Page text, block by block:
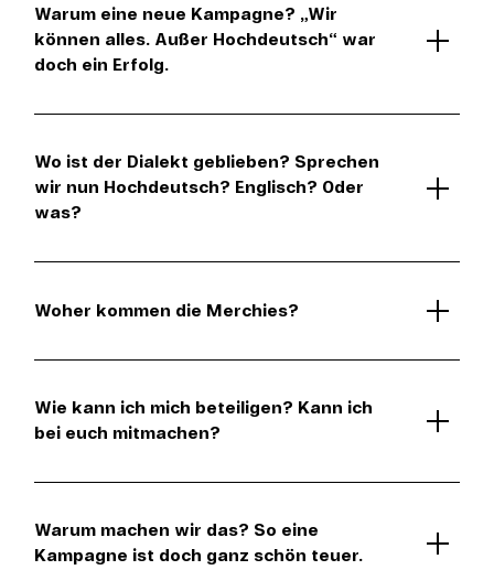
Warum eine neue Kampagne? „Wir
können alles. Außer Hochdeutsch“ war
doch ein Erfolg.
Wo ist der Dialekt geblieben? Sprechen
wir nun Hochdeutsch? Englisch? Oder
was?
Woher kommen die Merchies?
Wie kann ich mich beteiligen? Kann ich
bei euch mitmachen?
Warum machen wir das? So eine
Kampagne ist doch ganz schön teuer.